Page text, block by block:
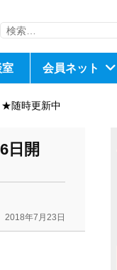
検
会員ネット
★随時更新中
日開
2018年7月23日